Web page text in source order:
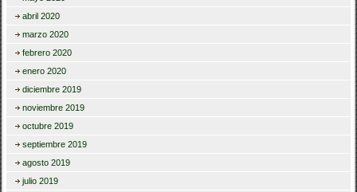
abril 2020
marzo 2020
febrero 2020
enero 2020
diciembre 2019
noviembre 2019
octubre 2019
septiembre 2019
agosto 2019
julio 2019